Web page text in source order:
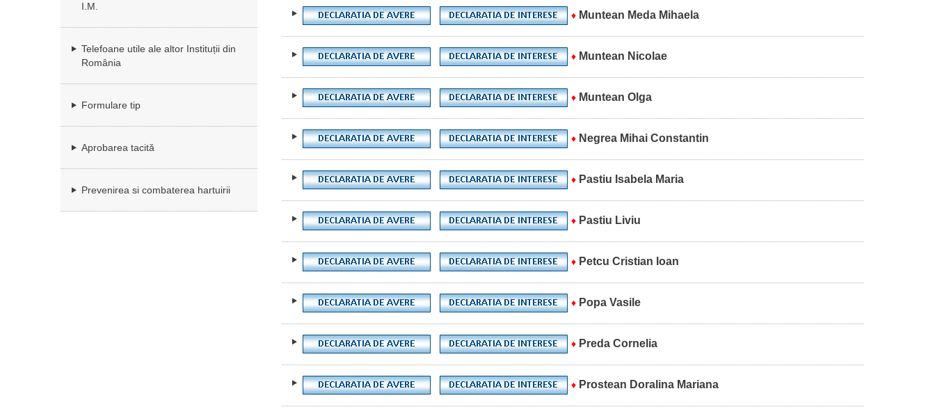
I.M.
Telefoane utile ale altor Instituții din
România
Formulare tip
Aprobarea tacită
Prevenirea si combaterea hartuirii
♦ Muntean Meda Mihaela
♦ Muntean Nicolae
♦ Muntean Olga
♦ Negrea Mihai Constantin
♦ Pastiu Isabela Maria
♦ Pastiu Liviu
♦ Petcu Cristian Ioan
♦ Popa Vasile
♦ Preda Cornelia
♦ Prostean Doralina Mariana